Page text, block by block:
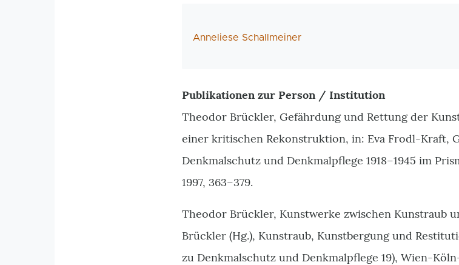
AutorIn
Anneliese Schallmeiner
Publikationen zur Person / Institution
Theodor Brückler, Gefährdung und Rettung der
einer kritischen Rekonstruktion, in: Eva Frodl-Kraft,
Denkmalschutz und Denkmalpflege 1918–1945 im
1997, 363–379.
Theodor Brückler, Kunstwerke zwischen Kunstraub
Brückler (Hg.), Kunstraub, Kunstbergung und
zu Denkmalschutz und Denkmalpflege 19), Wien-